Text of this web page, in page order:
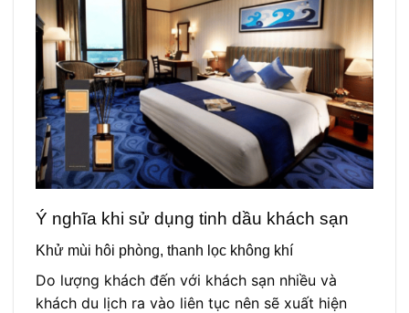
Ý nghĩa khi sử dụng tinh dầu khách sạn
Khử mùi hôi phòng, thanh lọc không khí
Do lượng khách đến với khách sạn nhiều và
khách du lịch ra vào liên tục nên sẽ xuất hiện